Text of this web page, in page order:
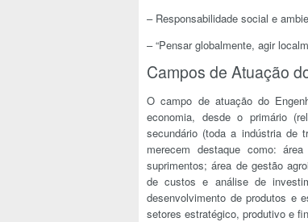
– Responsabilidade social e
– “Pensar globalmente, agir
Campos de Atuação
O campo de atuação do
economia, desde o primário
secundário (toda a indústria de
merecem destaque como:
suprimentos; área de gestão
de custos e análise de
desenvolvimento de produtos e
setores estratégico, produtivo e